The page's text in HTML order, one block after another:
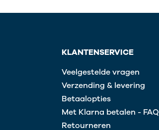
KLANTENSERVICE
Veelgestelde vragen
Verzending & levering
Betaalopties
Met Klarna betalen - FAQ
Retourneren